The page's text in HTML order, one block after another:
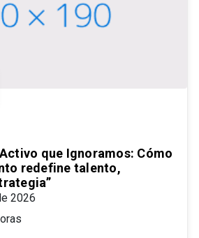
que Ignoramos: Cómo
redefine talento,
2026